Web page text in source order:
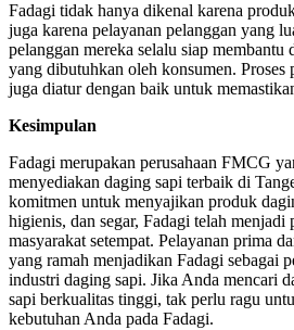
Fadagi tidak hanya dikenal karena
juga karena pelayanan pelanggan yang
pelanggan mereka selalu siap membantu
yang dibutuhkan oleh konsumen. Proses
juga diatur dengan baik untuk
Kesimpulan
Fadagi merupakan perusahaan FMCG
menyediakan daging sapi terbaik di
komitmen untuk menyajikan produk
higienis, dan segar, Fadagi telah menjadi
masyarakat setempat. Pelayanan prima
yang ramah menjadikan Fadagi sebagai
industri daging sapi. Jika Anda mencari
sapi berkualitas tinggi, tak perlu ragu
kebutuhan Anda pada Fadagi.